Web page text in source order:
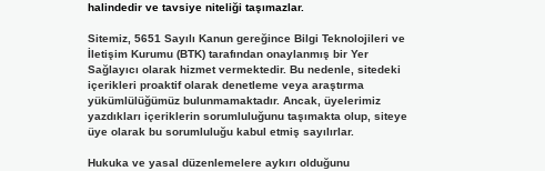
halindedir ve tavsiye niteliği taşımazlar.
Sitemiz, 5651 Sayılı Kanun gereğince Bilgi Teknolojileri ve
İletişim Kurumu (BTK) tarafından onaylanmış bir Yer
Sağlayıcı olarak hizmet vermektedir. Bu nedenle, sitedeki
içerikleri proaktif olarak denetleme veya araştırma
yükümlülüğümüz bulunmamaktadır. Ancak, üyelerimiz
yazdıkları içeriklerin sorumluluğunu taşımakta olup, siteye
üye olarak bu sorumluluğu kabul etmiş sayılırlar.
Hukuka ve yasal düzenlemelere aykırı olduğunu